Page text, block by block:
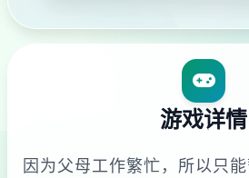
游戏详情
因为父母工作繁忙，所以只